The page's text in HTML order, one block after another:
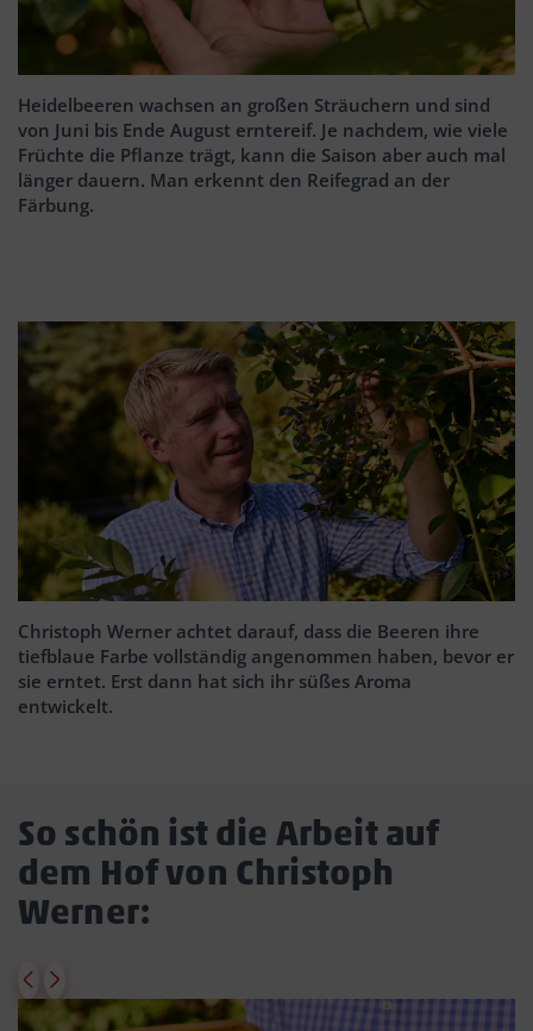
Heidelbeeren wachsen an großen Sträuchern und sind
von Juni bis Ende August erntereif. Je nachdem, wie viele
Früchte die Pflanze trägt, kann die Saison aber auch mal
länger dauern. Man erkennt den Reifegrad an der
Färbung.
Christoph Werner achtet darauf, dass die Beeren ihre
tiefblaue Farbe vollständig angenommen haben, bevor er
sie erntet. Erst dann hat sich ihr süßes Aroma
entwickelt.
So schön ist die Arbeit auf
dem Hof von Christoph
Werner: